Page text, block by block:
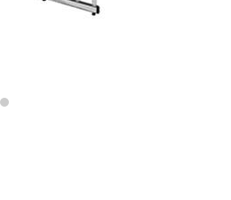
item